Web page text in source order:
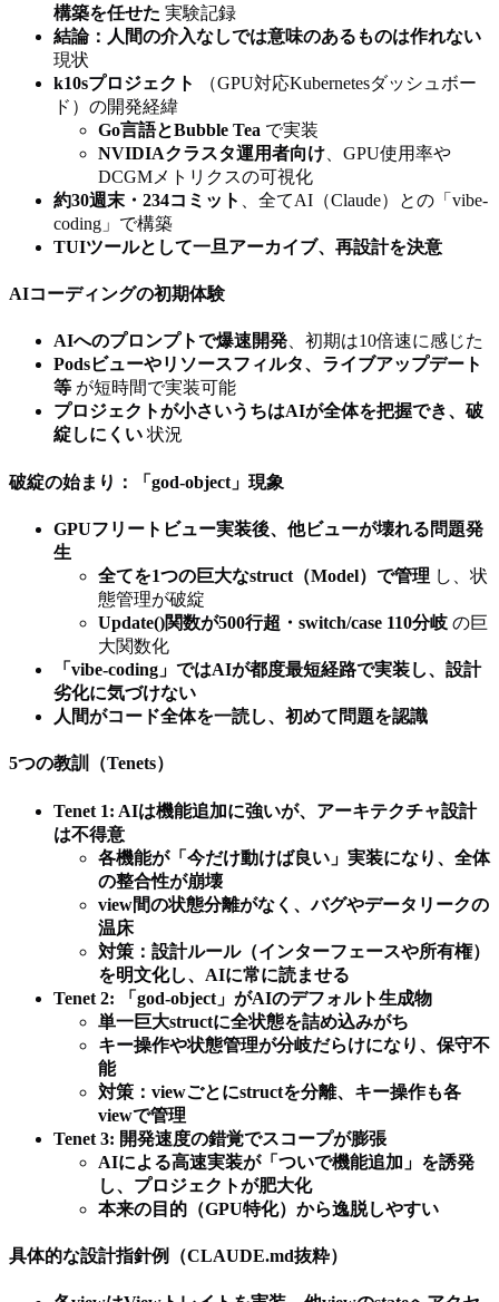
構築を任せた 実験記録
結論：人間の介入なしでは意味のあるものは作れない
現状
k10sプロジェクト
（GPU対応Kubernetesダッシュボー
ド）の開発経緯
Go言語とBubble Tea で実装
NVIDIAクラスタ運用者向け 、GPU使用率や
DCGMメトリクスの可視化
約30週末・234コミット
、全てAI（Claude）との「vibe-
coding」で構築
TUIツールとして一旦アーカイブ、再設計を決意
AIコーディングの初期体験
AIへのプロンプトで爆速開発、初期は10倍速に感じた
Podsビューやリソースフィルタ、ライブアップデート
等 が短時間で実装可能
プロジェクトが小さいうちはAIが全体を把握でき、破
綻しにくい 状況
破綻の始まり：「god-object」現象
GPUフリートビュー実装後、他ビューが壊れる問題発
生
全てを1つの巨大なstruct（Model）で管理 し、状
態管理が破綻
Update()関数が500行超・switch/case 110分岐 の巨
大関数化
「vibe-coding」ではAIが都度最短経路で実装し、設計
劣化に気づけない
人間がコード全体を一読し、初めて問題を認識
5つの教訓（Tenets）
Tenet 1: AIは機能追加に強いが、アーキテクチャ設計
は不得意
各機能が「今だけ動けば良い」実装になり、全体
の整合性が崩壊
view間の状態分離がなく、バグやデータリークの
温床
対策：設計ルール（インターフェースや所有権）
を明文化し、AIに常に読ませる
Tenet 2: 「god-object」がAIのデフォルト生成物
単一巨大structに全状態を詰め込みがち
キー操作や状態管理が分岐だらけになり、保守不
能
対策：viewごとにstructを分離、キー操作も各
viewで管理
Tenet 3: 開発速度の錯覚でスコープが膨張
AIによる高速実装が「ついで機能追加」を誘発
し、プロジェクトが肥大化
本来の目的（GPU特化）から逸脱しやすい
具体的な設計指針例（CLAUDE.md抜粋）